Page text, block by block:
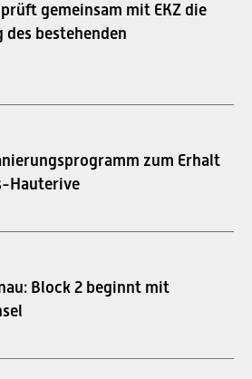
gemeinsam mit EKZ die
bestehenden
zum Erhalt
Hauterive
Block 2 beginnt mit